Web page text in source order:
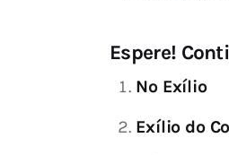
Espere!
No Exílio
Exílio do